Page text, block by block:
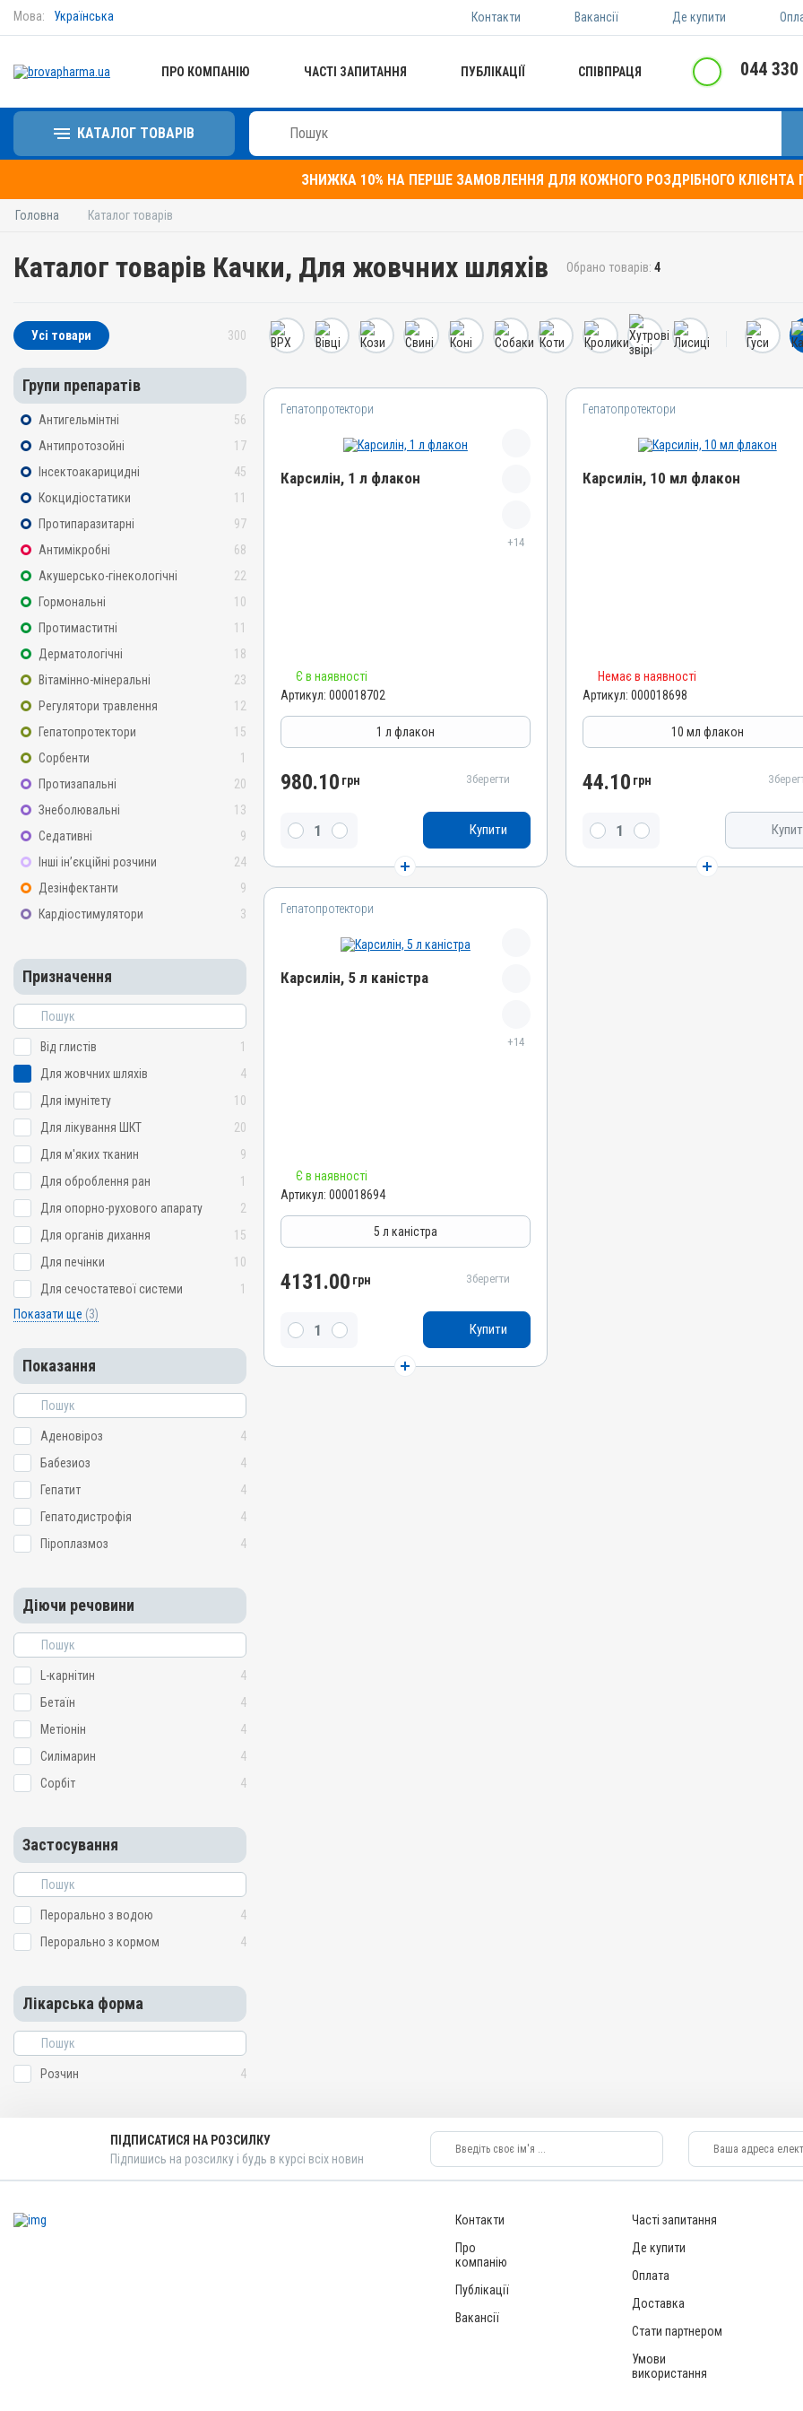
Мова: Українська Контакти Вакансії Де купити
ПРО КОМПАНІЮ ЧАСТІ ЗАПИТАННЯ ПУБЛІКАЦІЇ СПІВПРАЦЯ 044
КАТАЛОГ ТОВАРІВ
ЗНИЖКА 10% НА ПЕРШЕ ЗАМОВЛЕННЯ ДЛЯ КОЖНОГО РОЗДРІБНОГО КЛІЄНТА
Головна Каталог товарів
Каталог товарів Качки, Для жовчних шляхів Обрано товарів: 4
Усі товари 300
Групи препаратів
Антигельмінтні
56
Антипротозойні
17
Інсектоакарицидні
45
Кокцидіостатики
11
Протипаразитарні
97
Антимікробні
68
Акушерсько-гінекологічні
22
Гормональні
10
Протимаститні
11
Дерматологічні
18
Вітамінно-мінеральні
23
Регулятори травлення
12
Гепатопротектори
15
Сорбенти
1
Протизапальні
20
Знеболювальні
13
Седативні
9
Інші ін’єкційні розчини
24
Дезінфектанти
9
Кардіостимулятори
3
Призначення
Від глистів
1
Для жовчних шляхів
4
Для імунітету
10
Для лікування ШКТ
20
Для м'яких тканин
9
Для оброблення ран
1
Для опорно-рухового апарату
2
Для органів дихання
15
Для печінки
10
Для сечостатевої системи
1
Показати ще (3)
Показання
Аденовіроз
4
Бабезиоз
4
Гепатит
4
Гепатодистрофія
4
Піроплазмоз
4
Діючи речовини
L-карнітин
4
Бетаїн
4
Метіонін
4
Силімарин
4
Сорбіт
4
Застосування
Перорально з водою
4
Перорально з кормом
4
Лікарська форма
Розчин 4
Гепатопротектори
Карсилін, 1 л флакон
+14
d-UA-10-20
Групи препаратів
Гепатопротектори, Регулятори травлення
Лікарська форма
L-карнітин, Сорбіт, Бетаїн, Силімарин, Метіонін
Види тварин
ВРХ, Вівці, Кози, Свині, Коні, Собаки, Коти,
Перорально з водою, Перорально з кормом
Для стимуляції обміну речовин, Для жовчних
Є в наявності
Артикул: 000018702
1 л флакон
980.10 грн Зберегти
Купити
Гепатопротектори
Карсилін, 10 мл флакон
d-UA-10-20
Групи препаратів
Гепатопротектори, Регулятори травлення
Лікарська форма
Бетаїн, Силімарин, Метіонін, L-карнітин, Сорбіт
Види тварин
ВРХ, Вівці, Кози, Свині, Коні, Собаки, Коти,
Немає в наявності
Артикул: 000018698
10 мл флакон
44.10 грн
Гепатопротектори
Карсилін, 5 л каністра
+14
d-UA-10-20
Групи препаратів
Гепатопротектори, Регулятори травлення
Лікарська форма
Бетаїн, Силімарин, Метіонін, L-карнітин, Сорбіт
Види тварин
ВРХ, Вівці, Кози, Свині, Коні, Собаки, Коти,
Є в наявності
Артикул: 000018694
5 л каністра
4131.00 грн Зберегти
Купити
ПІДПИСАТИСЯ НА РОЗСИЛКУ
Підпишись на розсилку і будь в курсі всіх новин
Контакти
Про
компанію
Публікації
Вакансії
Часті запитання
Де купити
Оплата
Доставка
Стати партнером
Умови
використання